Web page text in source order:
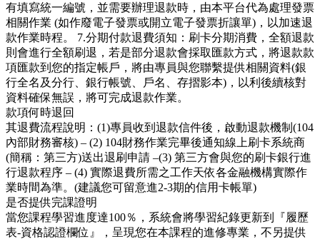
有填寫統一編號，並需要辦理退款時，由本平台代為處理發票
相關作業 (如作廢電子發票或開立電子發票折讓單)，以加速退
款作業時程。 7.分期付款退費須知：刷卡分期消費，全額退款
則會進行全額刷退，若是部分退款會採取匯款方式，將退款款
項匯款到您的指定帳戶，將由專員與您聯繫提供相關資料(銀
行全名及分行、銀行帳號、戶名、存摺影本)，以利後續核對
資料確保無誤，將可完成退款作業。
款項何時退回
其退費流程說明：(1)專員收到退款信件後，啟動退款機制(104
內部財務審核) – (2) 104財務作業完畢後通知線上刷卡系統商
(簡稱：第三方)送出退刷申請 –(3) 第三方會與您的刷卡銀行進
行退款程序 – (4) 實際退費所需之工作天依各金融機構實際作
業時間為準。(建議您可留意進2-3期的信用卡帳單)
是否提供完課證明
當您課程學習進度達100％，系統會將學習紀錄更新到『履歷
表-資格認證欄位』，呈現您在本課程的進修專業，不另提供